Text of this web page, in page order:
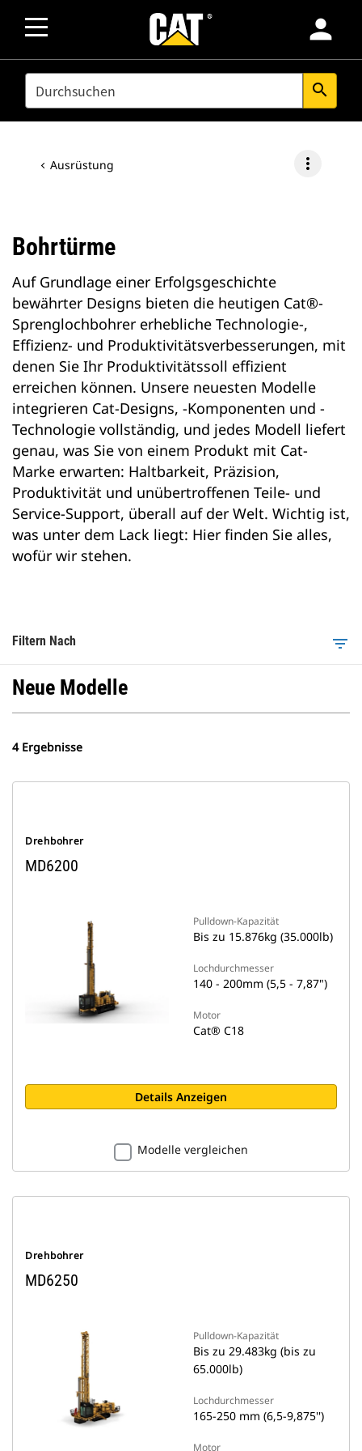
person
SEARCH search
Ausrüstung more_vert
Bohrtürme
Auf Grundlage einer Erfolgsgeschichte
bewährter Designs bieten die heutigen Cat®-
Sprenglochbohrer erhebliche Technologie-,
Effizienz- und Produktivitätsverbesserungen, mit
denen Sie Ihr Produktivitätssoll effizient
erreichen können. Unsere neuesten Modelle
integrieren Cat-Designs, -Komponenten und -
Technologie vollständig, und jedes Modell liefert
genau, was Sie von einem Produkt mit Cat-
Marke erwarten: Haltbarkeit, Präzision,
Produktivität und unübertroffenen Teile- und
Service-Support, überall auf der Welt. Wichtig ist,
was unter dem Lack liegt: Hier finden Sie alles,
wofür wir stehen.
Filtern Nach filter_list
Neue Modelle
4 Ergebnisse
Drehbohrer
MD6200
Pulldown-Kapazität
Bis zu 15.876kg (35.000lb)
Lochdurchmesser
140 - 200mm (5,5 - 7,87")
Motor
Cat® C18
Details Anzeigen
Modelle vergleichen
Drehbohrer
MD6250
Pulldown-Kapazität
Bis zu 29.483kg (bis zu
65.000lb)
Lochdurchmesser
165-250 mm (6,5-9,875'')
Motor